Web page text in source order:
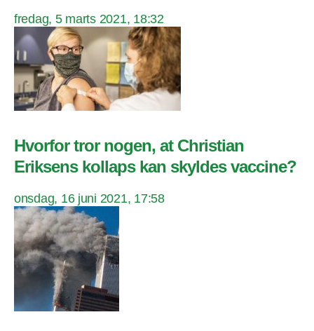
fredag, 5 marts 2021, 18:32
Hvorfor tror nogen, at Christian
Eriksens kollaps kan skyldes vaccine?
onsdag, 16 juni 2021, 17:58